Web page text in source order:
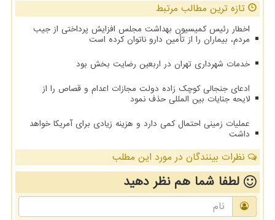
تازه ترین مطالب مرتبط
اخطار رئیس کمیسیون بهداشت مجلس افزایش پرداختی از جیب
مردم، بیماران را از تأمین دارو ناتوان کرده است
خدمات شهرداری تهران در اربعین رضایت بخش بود
ادعای جنجالی کوچک زاده دولت مجازات اعدام و قصاص را از
لایحه جنایات بین المللی حذف نمود
عملیات زمینی احتمال کمی دارد و هزینه زیادی برای آمریکا خواهد
داشت
نظرات بینندگان در مورد این مطلب
لطفا شما همنظر دهید